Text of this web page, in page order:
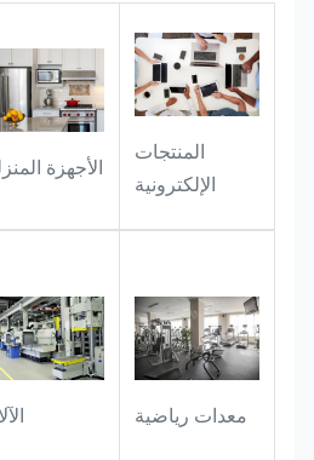
إدارة الأصول العامة:
يمكن أن تتكيف بشكل
مثالي مع المرافق الخارجية والمركبات
الرسمية ومعدات المكاتب والأصول العامة
وغيرها من السيناريوهات ، وتحمل
طويلة ،وتوفير الدعم الكامل لتسجيل
معدات صناعية:مناسبة لتسمية الآلات
وملحقات الأجهزة و الأدوات مع خصائص
مقاومة للزيت و مقاومة للاستعمالتبقى
المنتجات
الإلكترونية
الأجهزة المنزلية
معدات رياضية